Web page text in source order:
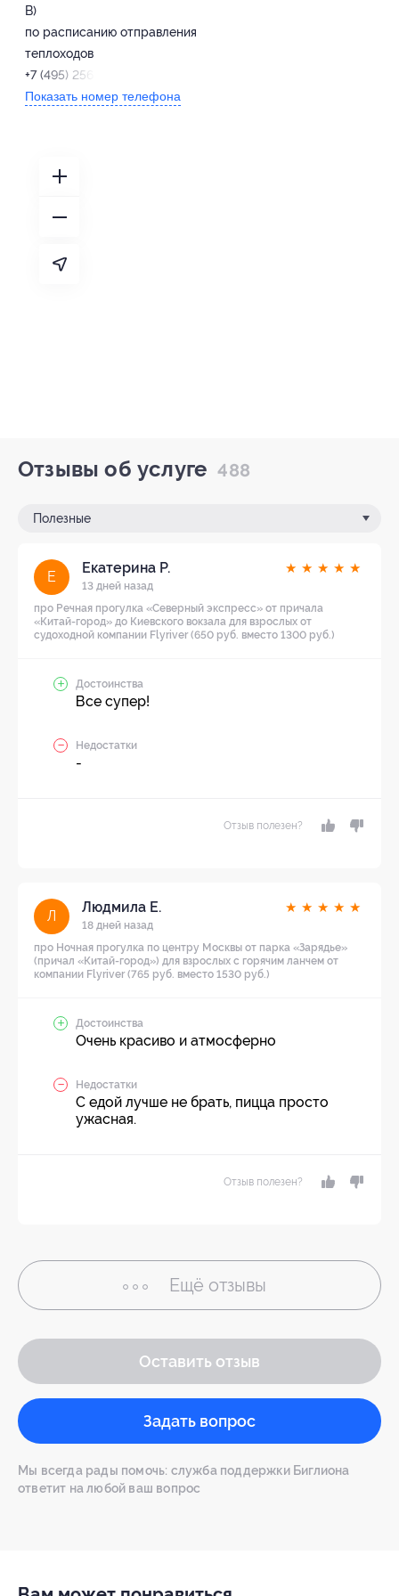
B)
по расписанию отправления
теплоходов
+7 (495) 256-12-06
Показать номер телефона
Отзывы об услуге 488
Полезные
Е
Екатерина Р.
13 дней назад
★ ★ ★ ★ ★
про Речная прогулка «Северный экспресс» от причала
«Китай-город» до Киевского вокзала для взрослых от
судоходной компании Flyriver (650 руб. вместо 1300 руб.)
Достоинства
Все супер!
Недостатки
-
Отзыв полезен?
Л
Людмила Е.
18 дней назад
★ ★ ★ ★ ★
про Ночная прогулка по центру Москвы от парка «Зарядье»
(причал «Китай-город») для взрослых с горячим ланчем от
компании Flyriver (765 руб. вместо 1530 руб.)
Достоинства
Очень красиво и атмосферно
Недостатки
С едой лучше не брать, пицца просто
ужасная.
Отзыв полезен?
Ещё отзывы
Оставить отзыв
Задать вопрос
Мы всегда рады помочь: служба поддержки Биглиона
ответит на любой ваш вопрос